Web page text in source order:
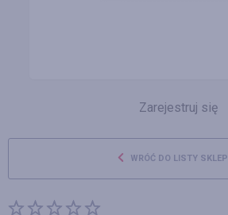
Zarejestruj się
WRÓĆ DO LISTY